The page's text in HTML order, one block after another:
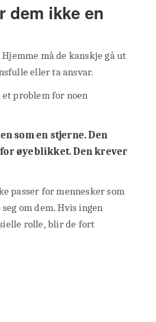
dem ikke en
må de kanskje gå ut
eller ta ansvar.
problem for noen
som en stjerne. Den
øyeblikket. Den krever
passer for mennesker som
om dem. Hvis ingen
rolle, blir de fort